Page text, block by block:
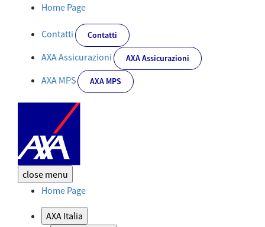
I nostri comunicati stampa | AXA Italia - Corporate
Home Page
Contatti Contatti
AXA Assicurazioni AXA Assicurazioni
AXA MPS AXA MPS
close menu
Home Page
AXA Italia